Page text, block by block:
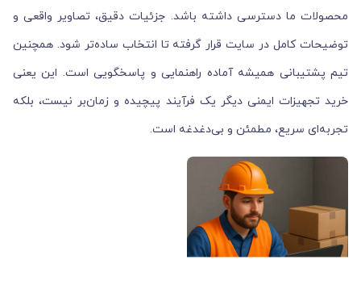
محصولات ما دسترسی داشته باشد. جزئیات دقیق، تصاویر واقعی و
توضیحات کامل در سایت قرار گرفته تا انتخاب ساده‌تر شود. همچنین
تیم پشتیبانی همیشه آماده راهنمایی و پاسخگویی است. این یعنی
خرید تجهیزات ایمنی دیگر یک فرآیند پیچیده و زمان‌بر نیست، بلکه
تجربه‌ای سریع، مطمئن و بی‌دغدغه است.